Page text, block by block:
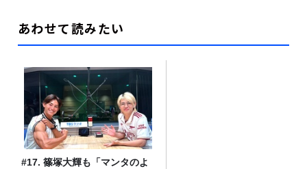
あわせて読みたい
#17. 篠塚大輝も「マンタのよ